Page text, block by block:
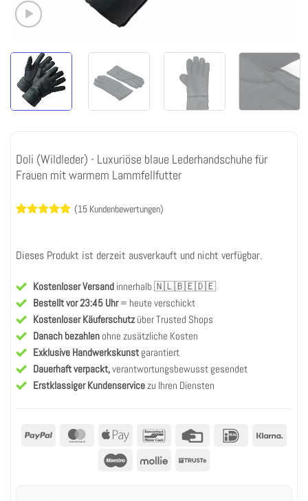
Doli (Wildleder) - Luxuriöse blaue Lederhandschuhe für
Frauen mit warmem Lammfellfutter
basierend
(15 Kundenbewertungen)
Dieses Produkt ist derzeit ausverkauft und nicht verfügbar.
Kostenloser Versand innerhalb 🇳🇱🇧🇪🇩🇪
Bestellt vor 23:45 Uhr= heute verschickt
Kostenloser Käuferschutzüber Trusted Shops
Danach bezahlen ohne zusätzliche Kosten
Exklusive Handwerkskunst garantiert
Dauerhaft verpackt,verantwortungsbewusst gesendet
Erstklassiger Kundenservicezu Ihren Diensten
PayPal MasterCardApple
Bancontact Kreditkarte IDeal
Klarna
Maestro Mollie Truste